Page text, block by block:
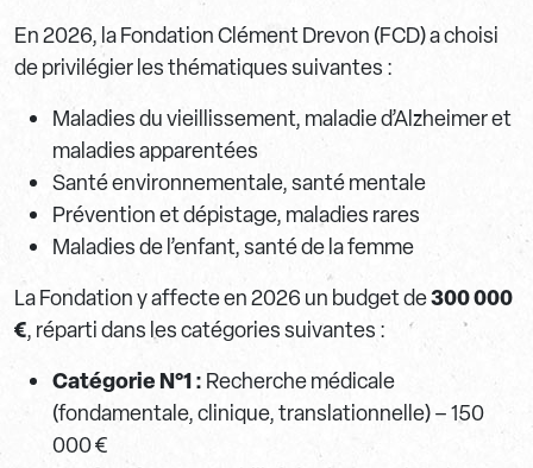
En 2026, la Fondation Clément Drevon (FCD) a choisi
de privilégier les thématiques suivantes :
Maladies du vieillissement, maladie d’Alzheimer et
maladies apparentées
Santé environnementale, santé mentale
Prévention et dépistage, maladies rares
Maladies de l’enfant, santé de la femme
La Fondation y affecte en 2026 un budget de300 000
€, réparti dans les catégories suivantes :
Catégorie N°1 : Recherche médicale
(fondamentale, clinique, translationnelle) – 150
000 €